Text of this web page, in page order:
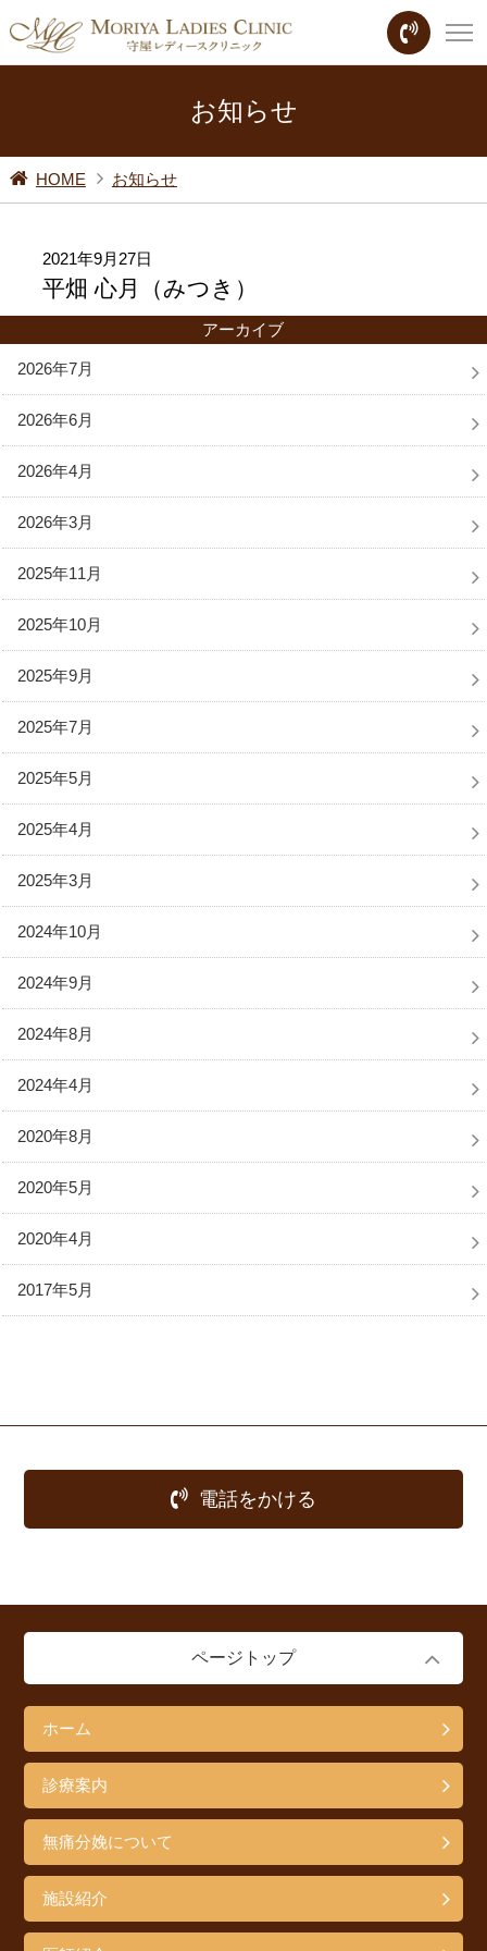
お知らせ
HOME お知らせ
2021年9月27日
平畑 心月（みつき）
アーカイブ
2026年7月
2026年6月
2026年4月
2026年3月
2025年11月
2025年10月
2025年9月
2025年7月
2025年5月
2025年4月
2025年3月
2024年10月
2024年9月
2024年8月
2024年4月
2020年8月
2020年5月
2020年4月
2017年5月
電話をかける
ページトップ
ホーム
診療案内
無痛分娩について
施設紹介